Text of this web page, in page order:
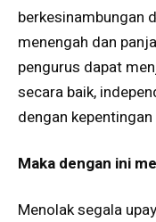
berkesinambungan
menengah dan
pengurus dapat
secara baik,
dengan
Maka dengan ini
Menolak segala